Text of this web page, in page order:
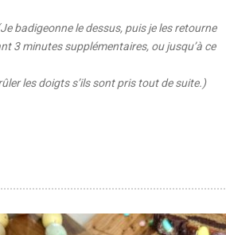
badigeonne le dessus, puis je les retourne
3 minutes supplémentaires, ou jusqu’à ce
les doigts s’ils sont pris tout de suite.)